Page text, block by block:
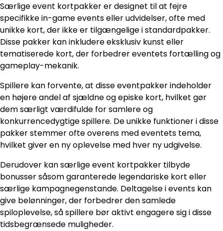
Særlige event kortpakker er designet til at fejre
specifikke in-game events eller udvidelser, ofte med
unikke kort, der ikke er tilgængelige i standardpakker.
Disse pakker kan inkludere eksklusiv kunst eller
tematiserede kort, der forbedrer eventets fortælling og
gameplay-mekanik.
Spillere kan forvente, at disse eventpakker indeholder
en højere andel af sjældne og episke kort, hvilket gør
dem særligt værdifulde for samlere og
konkurrencedygtige spillere. De unikke funktioner i disse
pakker stemmer ofte overens med eventets tema,
hvilket giver en ny oplevelse med hver ny udgivelse.
Derudover kan særlige event kortpakker tilbyde
bonusser såsom garanterede legendariske kort eller
særlige kampagnegenstande. Deltagelse i events kan
give belønninger, der forbedrer den samlede
spiloplevelse, så spillere bør aktivt engagere sig i disse
tidsbegrænsede muligheder.